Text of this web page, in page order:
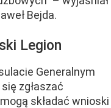
Bejda.
Legion
Generalnym
zgłaszać
składać wnioski